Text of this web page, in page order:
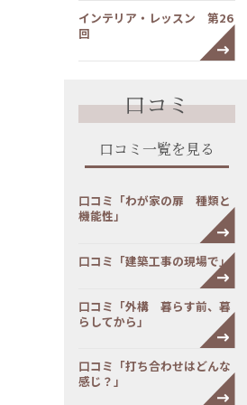
インテリア・レッスン 第26
回
口コミ
口コミ一覧を見る
口コミ「わが家の扉 種類と
機能性」
口コミ「建築工事の現場で」
口コミ「外構 暮らす前、暮
らしてから」
口コミ「打ち合わせはどんな
感じ？」